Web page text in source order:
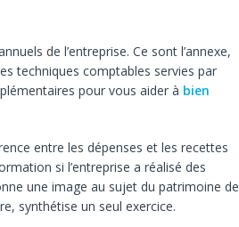
de l’entreprise. Ce sont l’annexe,
techniques comptables servies par
pour vous aider à bien
entre les dépenses et les recettes
si l’entreprise a réalisé des
une image au sujet du patrimoine de
synthétise un seul exercice.